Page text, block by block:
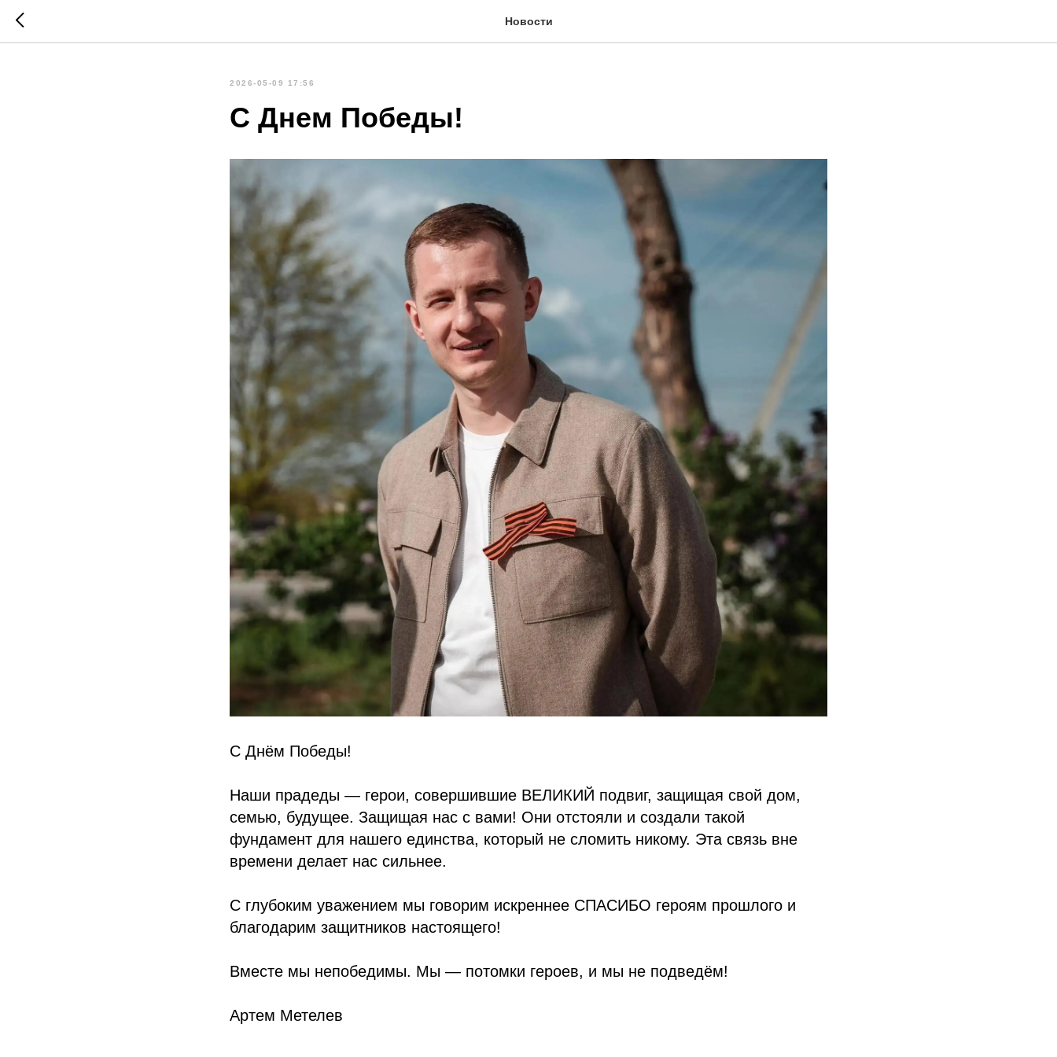
Новости
2026-05-09 17:56
С Днем Победы!
С Днём Победы!
Наши прадеды — герои, совершившие ВЕЛИКИЙ подвиг, защищая свой дом,
семью, будущее. Защищая нас с вами! Они отстояли и создали такой
фундамент для нашего единства, который не сломить никому. Эта связь вне
времени делает нас сильнее.
С глубоким уважением мы говорим искреннее СПАСИБО героям прошлого и
благодарим защитников настоящего!
Вместе мы непобедимы. Мы — потомки героев, и мы не подведём!
Артем Метелев